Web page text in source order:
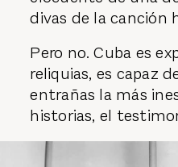
divas de la canción
Pero no. Cuba es
reliquias, es capaz
entrañas la más
historias, el